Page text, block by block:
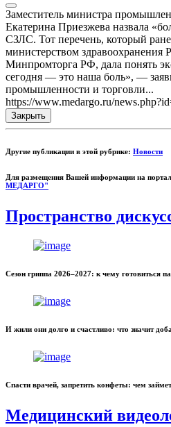
Заместитель министра
Екатерина Приезжева назвала
СЗЛС. Тот перечень, который
министерством
Минпромторга РФ, дала понять
сегодня — это наша боль», —
промышленности и торговли...
https://www.medargo.ru/
Закрыть
Другие публикации в этой рубрике: Новости
Для размещения Вашей информации на
МЕДАРГО"
Пространство
Сезон гриппа 2026–2027: к чему готовиться
И жили они долго и счастливо: что значит
Спасти врачей, запретить конфеты: чем
Медицинский